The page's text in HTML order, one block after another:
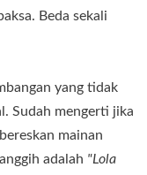
Beda sekali
yang tidak
Sudah mengerti jika
mainan
adalah "Lola